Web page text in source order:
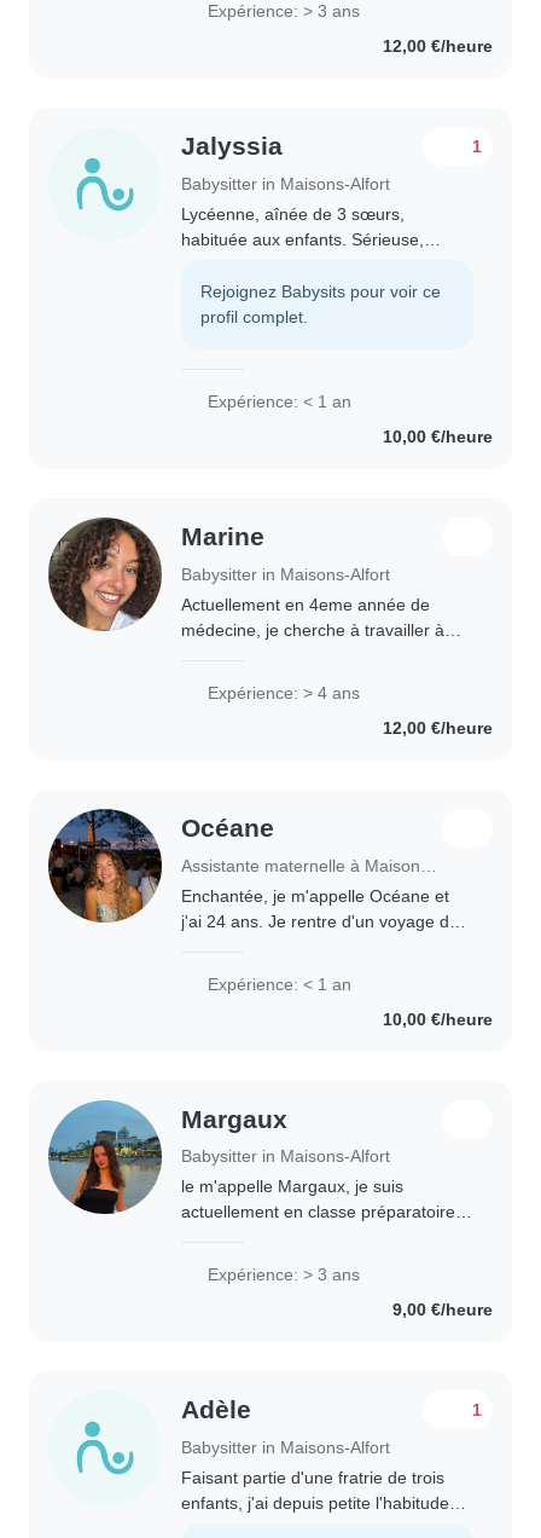
semaine. J'ai l'habitude de ranger et..
Expérience: > 3 ans
12,00 €/heure
Jalyssia
Babysitter in Maisons-Alfort
1
Lycéenne, aînée de 3 sœurs,
habituée aux enfants. Sérieuse,
cours, le week-end et pendant les
vacances scolaires.
Rejoignez Babysits pour voir ce
profil complet.
Expérience: < 1 an
10,00 €/heure
Marine
Babysitter in Maisons-Alfort
Actuellement en 4eme année de
médecine, je cherche à travailler à
Sérieuse, patiente et empathique,
Expérience: > 4 ans
12,00 €/heure
Océane
Enchantée, je m'appelle Océane et
j'ai 24 ans. Je rentre d'un voyage de
et peut m'adapter à vos besoins...
Expérience: < 1 an
10,00 €/heure
Margaux
Babysitter in Maisons-Alfort
le m'appelle Margaux, je suis
actuellement en classe préparatoire,
l'organisation et de la ponctualité. le
Expérience: > 3 ans
9,00 €/heure
Adèle
Babysitter in Maisons-Alfort
1
Faisant partie d'une fratrie de trois
enfants, j'ai depuis petite l'habitude